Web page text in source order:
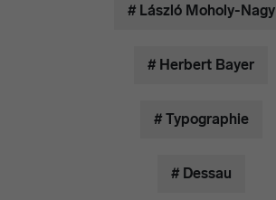
# László Moholy-Nagy
# Herbert Bayer
# Typographie
# Dessau